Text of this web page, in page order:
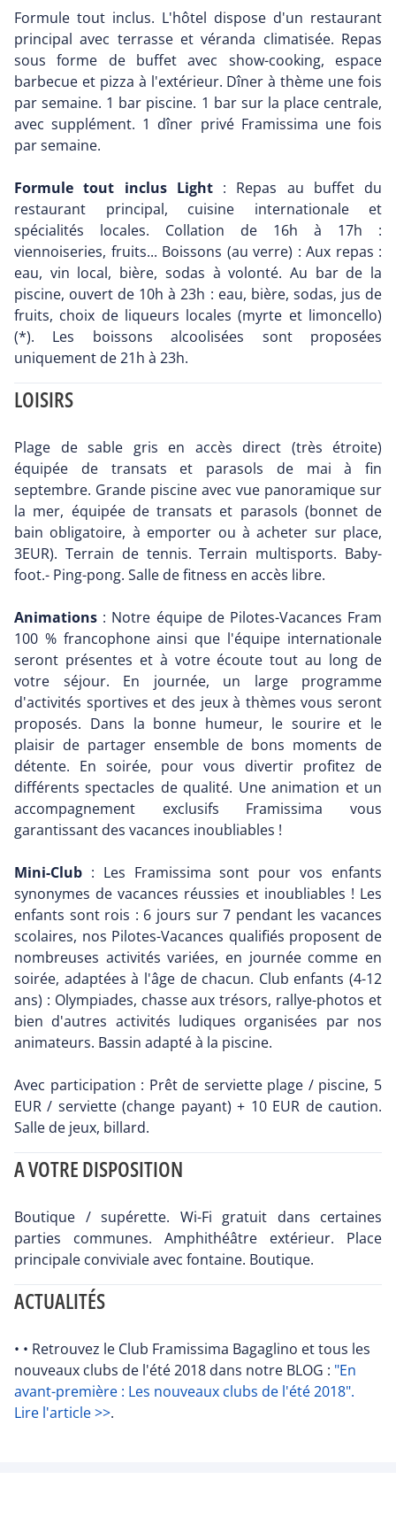
Formule tout inclus. L'hôtel dispose d'un restaurant
principal avec terrasse et véranda climatisée. Repas
sous forme de buffet avec show-cooking, espace
barbecue et pizza à l'extérieur. Dîner à thème une fois
par semaine. 1 bar piscine. 1 bar sur la place centrale,
avec supplément. 1 dîner privé Framissima une fois
par semaine.
Formule tout inclus Light: Repas au buffet du
restaurant principal, cuisine internationale et
spécialités locales. Collation de 16h à 17h :
viennoiseries, fruits... Boissons (au verre) : Aux repas :
eau, vin local, bière, sodas à volonté. Au bar de la
piscine, ouvert de 10h à 23h : eau, bière, sodas, jus de
fruits, choix de liqueurs locales (myrte et limoncello)
(*). Les boissons alcoolisées sont proposées
uniquement de 21h à 23h.
LOISIRS
Plage de sable gris en accès direct (très étroite)
équipée de transats et parasols de mai à fin
septembre. Grande piscine avec vue panoramique sur
la mer, équipée de transats et parasols (bonnet de
bain obligatoire, à emporter ou à acheter sur place,
3EUR). Terrain de tennis. Terrain multisports. Baby-
foot.- Ping-pong. Salle de fitness en accès libre.
Animations : Notre équipe de Pilotes-Vacances Fram
100 % francophone ainsi que l'équipe internationale
seront présentes et à votre écoute tout au long de
votre séjour. En journée, un large programme
d'activités sportives et des jeux à thèmes vous seront
proposés. Dans la bonne humeur, le sourire et le
plaisir de partager ensemble de bons moments de
détente. En soirée, pour vous divertir profitez de
différents spectacles de qualité. Une animation et un
accompagnement exclusifs Framissima vous
garantissant des vacances inoubliables !
Mini-Club : Les Framissima sont pour vos enfants
synonymes de vacances réussies et inoubliables ! Les
enfants sont rois : 6 jours sur 7 pendant les vacances
scolaires, nos Pilotes-Vacances qualifiés proposent de
nombreuses activités variées, en journée comme en
soirée, adaptées à l'âge de chacun. Club enfants (4-12
ans) : Olympiades, chasse aux trésors, rallye-photos et
bien d'autres activités ludiques organisées par nos
animateurs. Bassin adapté à la piscine.
Avec participation : Prêt de serviette plage / piscine, 5
EUR / serviette (change payant) + 10 EUR de caution.
Salle de jeux, billard.
A VOTRE DISPOSITION
Boutique / supérette. Wi-Fi gratuit dans certaines
parties communes. Amphithéâtre extérieur. Place
principale conviviale avec fontaine. Boutique.
ACTUALITÉS
• • Retrouvez le Club Framissima Bagaglino et tous les
nouveaux clubs de l'été 2018 dans notre BLOG : "En
avant-première : Les nouveaux clubs de l'été 2018".
Lire l'article >>.